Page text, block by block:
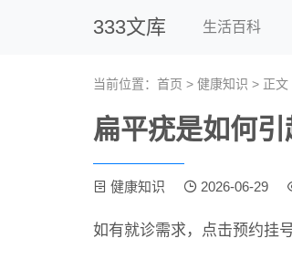
333文库 生活百科
当前位置： 首页 > 健康知识 > 正文
扁平疣是如何引
健康知识 2026-06-29
如有就诊需求，点击预约挂